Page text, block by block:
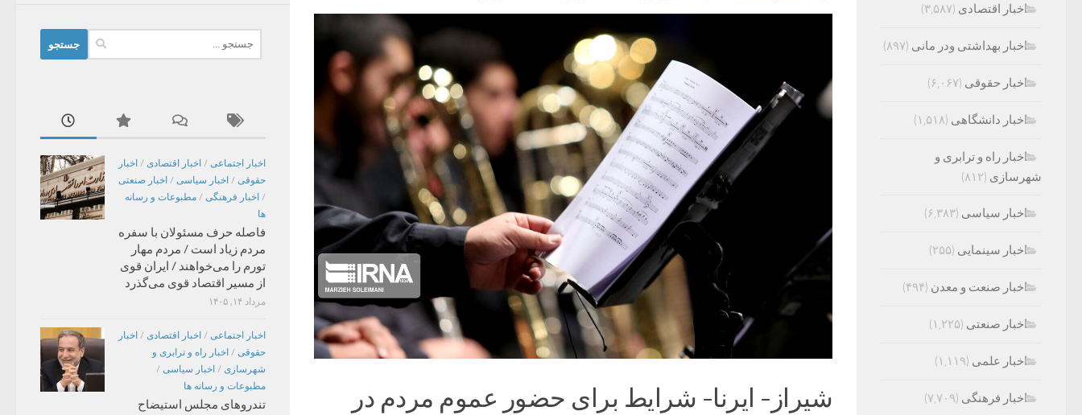
شیراز- ایرنا- شرایط برای حضور عموم مردم در
برای:
اخبار اجتماعی / اخبار اقتصادی / اخبار
حقوقی / اخبار سیاسی / اخبار صنعتی
/ اخبار فرهنگی / مطبوعات و رسانه
ها
فاصله حرف مسئولان با سفره
مردم زیاد است / مردم مهار
تورم را می‌خواهند / ایران قوی
از مسیر اقتصاد قوی می‌گذرد
مرداد ۱۴, ۱۴۰۵
اخبار اجتماعی / اخبار اقتصادی / اخبار
حقوقی / اخبار راه و ترابری و
شهرسازی / اخبار سیاسی /
مطبوعات و رسانه ها
تندروهای مجلس استیضاح
اخبار اقتصادی (۳,۵۸۷)
اخبار بهداشتی ودر مانی (۸۹۷)
اخبار حقوقی (۶,۰۶۷)
اخبار دانشگاهی (۱,۵۱۸)
اخبار راه و ترابری و
شهرسازی (۸۱۲)
اخبار سیاسی (۶,۳۸۳)
اخبار سینمایی (۲۵۵)
اخبار صنعت و معدن (۴۹۴)
اخبار صنعتی (۱,۲۲۵)
اخبار علمی (۱,۱۱۹)
اخبار فرهنگی (۷,۷۰۹)